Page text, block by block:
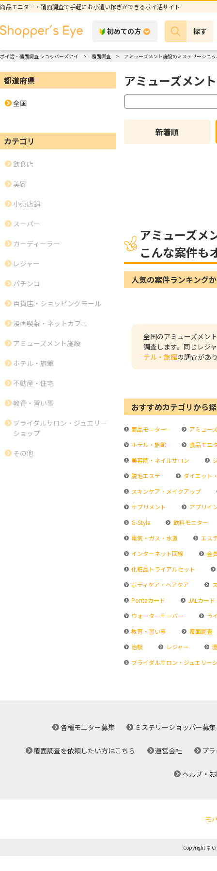
商品モニター・覆面調査で手軽にお小遣い稼ぎができるポイ活サイト
初めての方 探す
ポイ活・覆面調査 ショッパーズアイ 覆面調査 アミューズメント施設のミステリーショ
都道府県
全国
カテゴリ
飲食店
美容
小売店舗
スーパー
カーディーラー
レジャー
パチンコ
百貨店・ショッピングモール
漫画喫茶・ネットカフェ
アミューズメント施設
ホテル・旅館
不動産・住宅
教育・習い事
ブライダルサロン・ジュエリー
ショップ
その他
アミューズメン
新着順
アミューズメ
こんな案件も
人気の案件ランキング
全国のアミューズメン
調査します。同じレジ
テル・旅館の調査があ
おすすめカテゴリから
商品モニター
アミュー
ホテル・旅館
食品モニ
美容院・ネイルサロン
脱毛エステ
ダイエット
スキンケア・メイクアップ
サプリメント
アプリイ
G-Style
飲料モニター
電気・ガス・水道
エス
インターネット回線
会
化粧品トライアルセット
ボディケア・ヘアケア
Pontaカード
JALカード
ウォーターサーバー
ラ
教育・習い事
覆面調査
治験
レジャー
ブライダルサロン・ジュエリー
各種モニター募集 ミステリーショッパー募集
覆面調査を依頼したい方はこちら 運営会社 プ
ヘルプ・
モ
Copyright ©